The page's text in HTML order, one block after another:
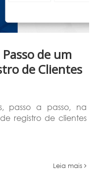
de um
de Clientes
passo a passo, na
registro de clientes
Leia mais